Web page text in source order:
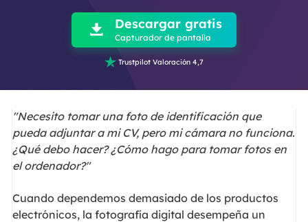
 Descargar gratis
Capturador de pantalla
 Trustpilot Valoración 4,7
"Necesito tomar una foto de identificación que
pueda adjuntar a mi CV, pero mi cámara no funciona.
¿Qué debo hacer? ¿Cómo hago para tomar fotos en
el ordenador?"
Cuando dependemos demasiado de los productos
electrónicos, la fotografía digital desempeña un